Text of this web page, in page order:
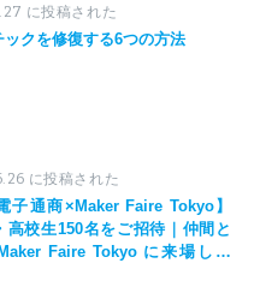
に投稿された
ックを修復する6つの方法
に投稿された
子通商×Maker Faire Tokyo】
高校生150名をご招待｜仲間と
Faire Tokyo に来場しよ